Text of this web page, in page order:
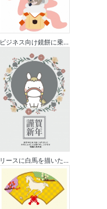
ビジネス向け鏡餅に乗...
リースに白馬を描いた...